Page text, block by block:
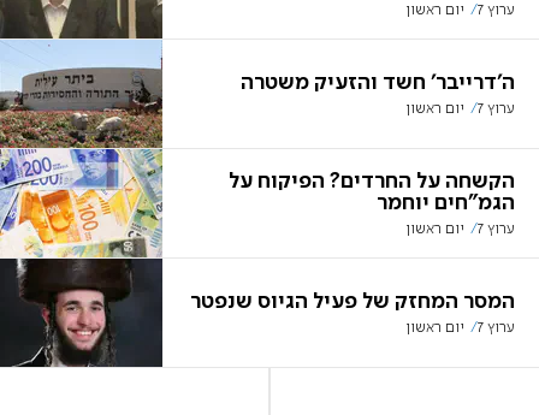
ערוץ 7 יום ראשון
ה'דרייבר' חשד והזעיק משטרה
ערוץ 7 יום ראשון
הקשחה על החרדים? הפיקוח על
הגמ"חים יוחמר
ערוץ 7 יום ראשון
המסר המחזק של פעיל הגיוס שנפטר
ערוץ 7 יום ראשון